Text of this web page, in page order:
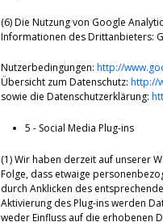
(6) Die Nutzung von Google
Informationen des Drittanbieters:
Nutzerbedingungen: http://
Übersicht zum Datenschutz: http://
sowie die Datenschutzerklärung:
5 - Social Media Plug-ins
(1) Wir haben derzeit auf unserer
Folge, dass etwaige
durch Anklicken des
Aktivierung des Plug-ins werden
weder Einfluss auf die erhobenen